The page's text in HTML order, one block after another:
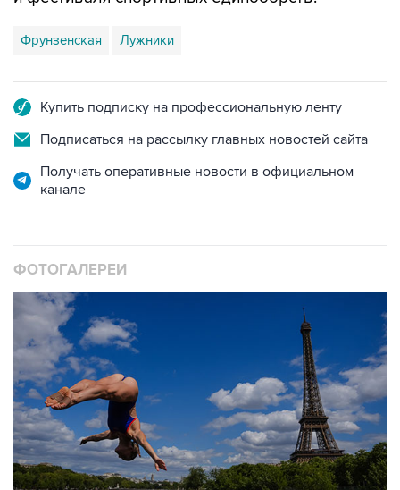
Фрунзенская Лужники
Купить подписку на профессиональную ленту
Подписаться на рассылку главных новостей сайта
Получать оперативные новости в официальном
канале
ФОТОГАЛЕРЕИ